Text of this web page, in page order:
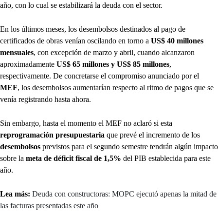
año, con lo cual se estabilizará la deuda con el sector.
En los últimos meses, los desembolsos destinados al pago de
certificados de obras venían oscilando en torno a US$ 40 millones
mensuales, con excepción de marzo y abril, cuando alcanzaron
aproximadamente US$ 65 millones y US$ 85 millones,
respectivamente. De concretarse el compromiso anunciado por el
MEF, los desembolsos aumentarían respecto al ritmo de pagos que se
venía registrando hasta ahora.
Sin embargo, hasta el momento el MEF no aclaró si esta
reprogramación presupuestaria que prevé el incremento de los
desembolsos previstos para el segundo semestre tendrán algún impacto
sobre la meta de déficit fiscal de 1,5% del PIB establecida para este
año.
Lea más: Deuda con constructoras: MOPC ejecutó apenas la mitad de
las facturas presentadas este año